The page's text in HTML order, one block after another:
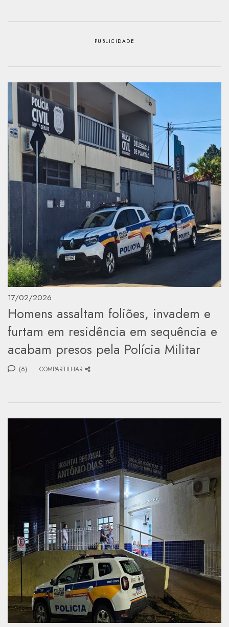
17/02/2026
Homens assaltam foliões, invadem e
furtam em residência em sequência e
acabam presos pela Polícia Militar
(6) COMPARTILHAR